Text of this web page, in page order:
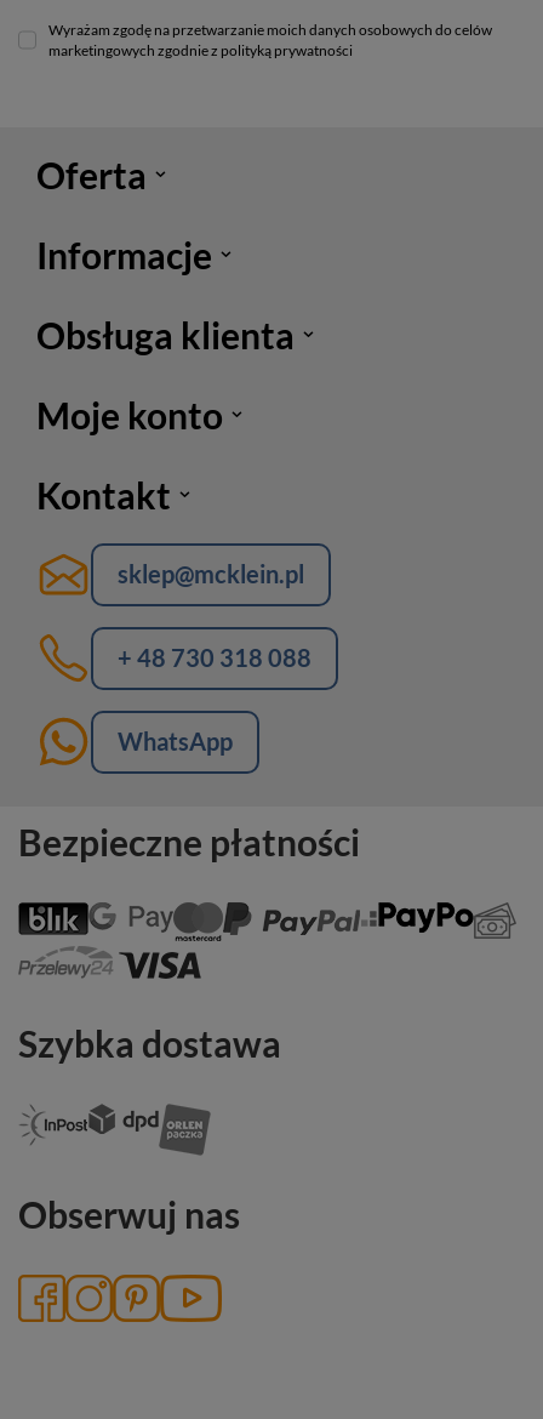
Wyrażam zgodę na przetwarzanie moich danych osobowych do celów
marketingowych zgodnie z polityką prywatności
Oferta
Informacje
Obsługa klienta
Moje konto
Kontakt
sklep@mcklein.pl
+ 48 730 318 088
WhatsApp
Bezpieczne płatności
Szybka dostawa
Obserwuj nas